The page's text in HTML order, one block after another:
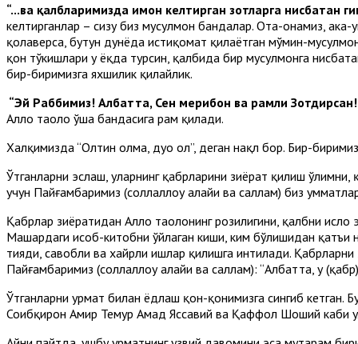
“...ва қалбларимизда имон келтирган зотларга нисбатан
келтирганлар – сизу биз мусулмон бандалар. Ота-онамиз,
қолаверса, бутун дунёда истиқомат қилаётган мўмин-
қон тўкишлари у ёқда турсин, қалбида бир мусулмонга
бир-биримизга яхшилик қилайлик.
“Эй Раббимиз! Албатта, Сен меҳрибон ва раҳмли
Аллоҳ таоло ўша бандасига раҳм қилади.
Халқимизда “Олтин олма, дуо ол”, деган нақл бор. Бир-
Ўтганларни эслаш, уларнинг қабрларини зиёрат қилиш
учун Пайғамбаримиз (соллаллоҳу алайҳи ва саллам) биз
Қабрлар зиёратидан Аллоҳ таолонинг розилигини, қалбни
Маҳшардаги ҳисоб-китобни ўйлаган киши, ким бўлишидан
тияди, савобли ва хайрли ишлар қилишга интилади.
Пайғамбаримиз (соллаллоҳу алайҳи ва саллам): “Албатта, у
Ўтганларни ҳурмат билан ёдлаш қон-қонимизга сингиб
Соҳибқирон Амир Темур Аҳмад Яссавий ва Қаффол Шоший каби